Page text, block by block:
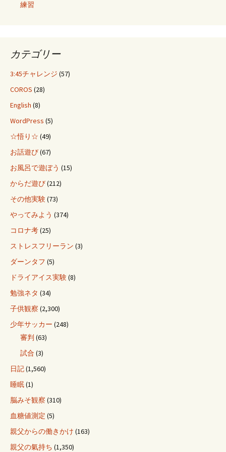
練習
カテゴリー
3:45チャレンジ (57)
COROS (28)
English (8)
WordPress (5)
☆悟り☆ (49)
お話遊び(67)
お風呂で遊ぼう (15)
からだ遊び(212)
その他実験(73)
やってみよう (374)
コロナ考(25)
ストレスフリーラン (3)
ダーンタフ (5)
ドライアイス実験(8)
勉強ネタ (34)
子供観察 (2,300)
少年サッカー (248)
審判 (63)
試合 (3)
日記(1,560)
睡眠(1)
脳みそ観察 (310)
血糖値測定 (5)
親父からの働きかけ (163)
親父の氣持ち (1,350)